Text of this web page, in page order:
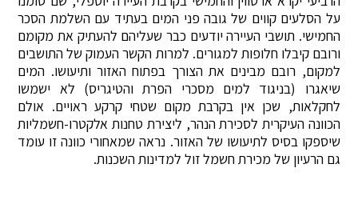
על הסלעים קווים של גובה פני המים בעתיד עם השלמת הסכר
החמישי. תושבי העיירה יודעים כבר שעליהם להעתיק את מקומם
ורובם קיבלו חלופות למגורים. למרות הקשר העמוק של התושבים
למקום, רובם מבינים את הצורך בפתוח האזור ותיעושו. המים
שיאגרו (בניגוד למים מסכרי הפרת והטיגריס) לא ישמשו
לחקלאות, שכן אין בקרבת מקום שטחי קרקע ראויים. אולם
הכוונה העיקרית לסכירת הנהר, ליצירת טחנות אלקטרו-חשמליות
שיספקו בסיס לתיעושו של האזור. נראה שמאחורי כוונה זו עומד
גם הרעיון של מכירת חשמל זול למדינות השכנות.